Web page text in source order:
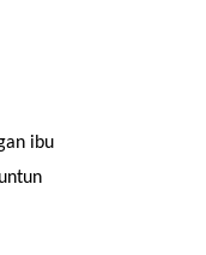
ibu